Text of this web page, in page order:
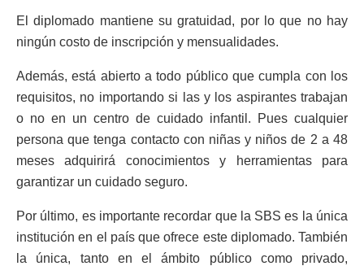
El diplomado mantiene su gratuidad, por lo que no hay
ningún costo de inscripción y mensualidades.
Además, está abierto a todo público que cumpla con los
requisitos, no importando si las y los aspirantes trabajan
o no en un centro de cuidado infantil. Pues cualquier
persona que tenga contacto con niñas y niños de 2 a 48
meses adquirirá conocimientos y herramientas para
garantizar un cuidado seguro.
Por último, es importante recordar que la SBS es la única
institución en el país que ofrece este diplomado. También
la única, tanto en el ámbito público como privado,